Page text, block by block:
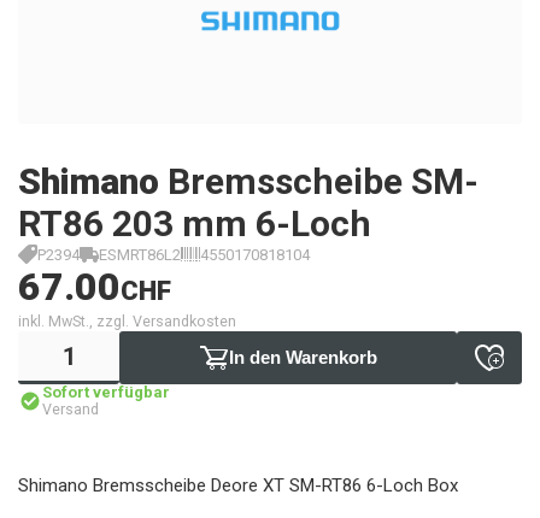
Shimano Bremsscheibe SM-
RT86 203 mm 6-Loch
P2394 ESMRT86L2 4550170818104
67.00CHF
inkl. MwSt., zzgl. Versandkosten
In den Warenkorb
Sofort verfügbar
Versand
Shimano Bremsscheibe Deore XT SM-RT86 6-Loch Box